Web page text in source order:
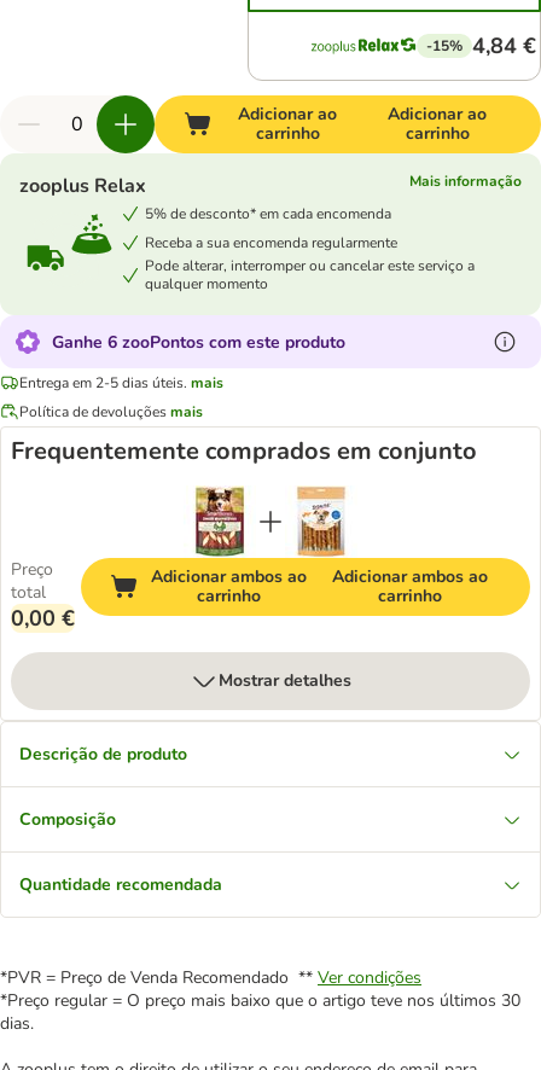
-15% 4,84 €
Adicionar ao
carrinho
Adicionar ao
carrinho
zooplus Relax
Mais informação
5% de desconto* em cada encomenda
Receba a sua encomenda regularmente
Pode alterar, interromper ou cancelar este serviço a
qualquer momento
Ganhe 6 zooPontos com este produto
Entrega em 2-5 dias úteis. mais
Política de devoluçõesmais
Frequentemente comprados em conjunto
Preço
total
0,00 €
Adicionar ambos ao
carrinho
Adicionar ambos ao
carrinho
Mostrar detalhes
Descrição de produto
Composição
Quantidade recomendada
*PVR = Preço de Venda Recomendado ** Ver condições
*Preço regular = O preço mais baixo que o artigo teve nos últimos 30
dias.